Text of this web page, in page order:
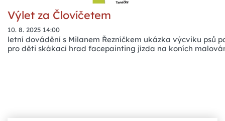
10. 8. 2025 14:00
Výlet za Človíčetem
letní dovádění s Milanem Řezníčkem ukázka výcviku psů
pro děti skákací hrad facepainting jízda na koních